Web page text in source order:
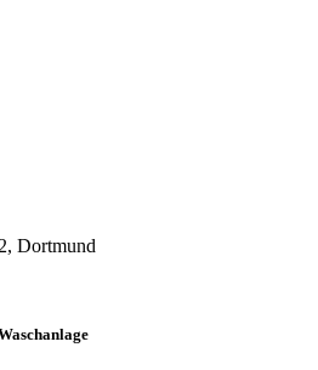
Dortmund